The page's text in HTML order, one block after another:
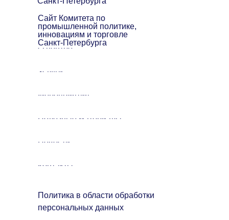
О центре
Услуги
Мероприятия
Полезные материалы
Новости
Контакты
Политика в области обработки
персональных данных
Сайт Комитета по
промышленной политике,
инновациям и торговле
Санкт-Петербурга